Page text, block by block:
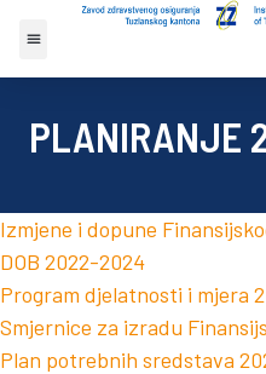
PLANIRANJE
Izmjene i dopune
DOB 2022-2024
Program djelatnosti i mjera
Smjernice za izradu
Plan potrebnih sredstava